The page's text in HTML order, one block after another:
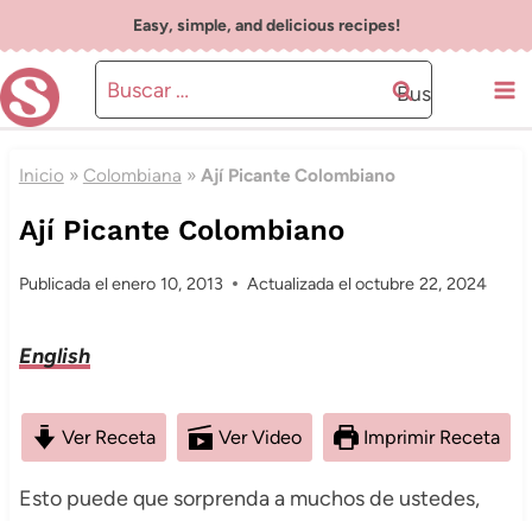
al
contenido
Easy, simple, and delicious recipes!
Buscar:
Inicio » Colombiana » Ají Picante Colombiano
Ají Picante Colombiano
Publicada elenero 10, 2013 Actualizada eloctubre 22, 2024
English
Ver Receta Ver Video Imprimir Receta
Esto puede que sorprenda a muchos de ustedes,